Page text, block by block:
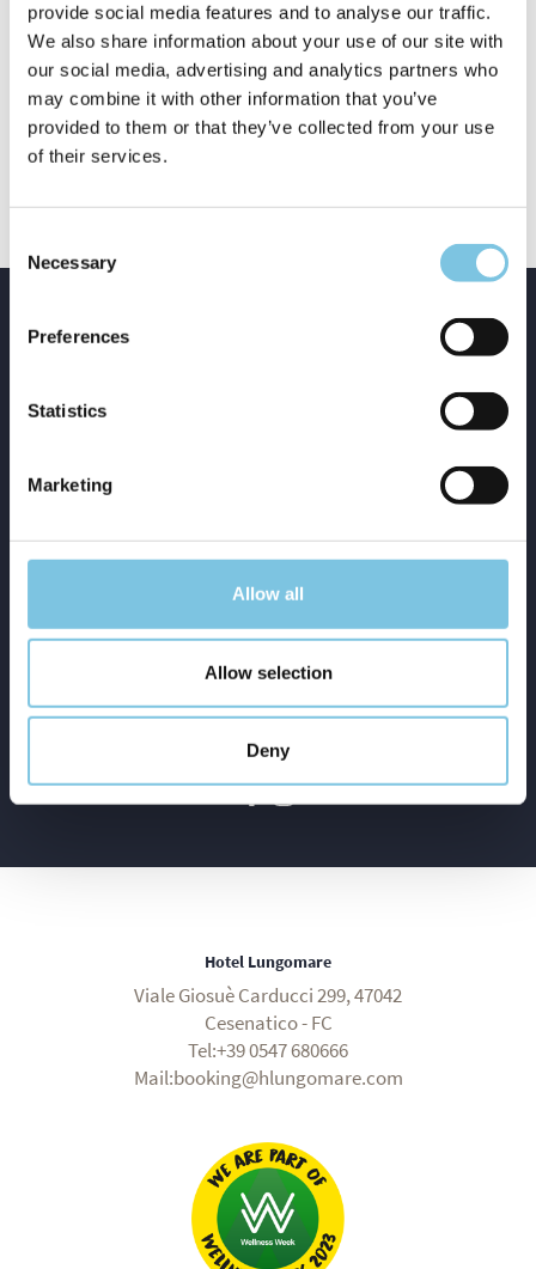
provide social media features and to analyse our traffic.
We also share information about your use of our site with
our social media, advertising and analytics partners who
may combine it with other information that you’ve
provided to them or that they’ve collected from your use
of their services.
Selection
Necessary
Preferences
Statistics
Marketing
Allow all
Allow selection
Deny
+
Info generali
Vuoi sapere perchè noi romagnoli siamo
Lasciaci la tua mail: ti racconteremo la nostra
storia!
EMAIL
Hotel Lungomare
Viale Giosuè Carducci 299, 47042
Cesenatico - FC
Tel:+39 0547 680666
Mail:booking@hlungomare.com